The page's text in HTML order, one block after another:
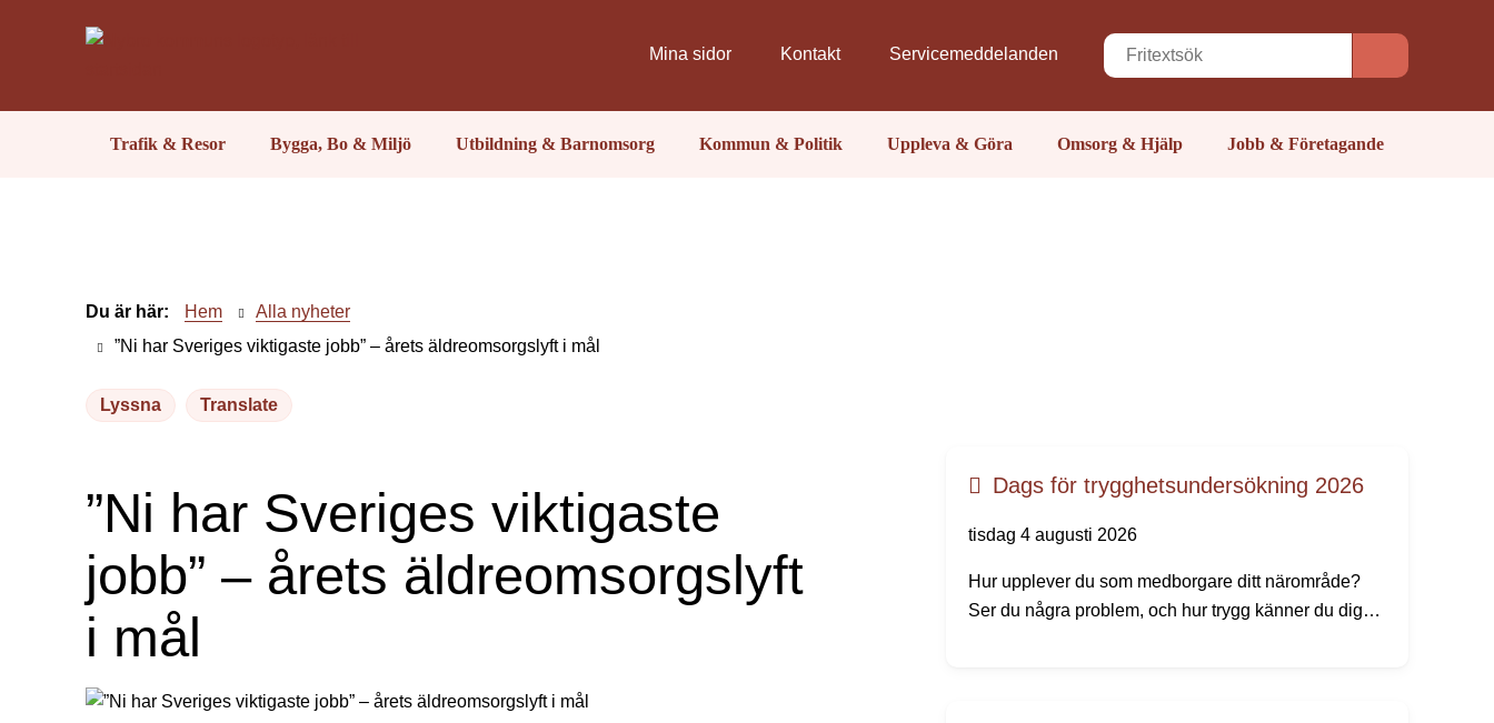
Mina sidor Kontakt Servicemeddelanden
Trafik & Resor Bygga, Bo & Miljö Utbildning & Barnomsorg Kommun & Politik Uppleva & Göra Omsorg & Hjälp Jobb & Företagande
Du är här: Hem
Alla nyheter
”Ni har Sveriges viktigaste jobb” – årets äldreomsorgslyft i mål
Lyssna Translate
”Ni har Sveriges viktigaste
jobb” – årets äldreomsorgslyft
i mål
Dags för trygghetsundersökning 2026
tisdag 4 augusti 2026
Hur upplever du som medborgare ditt närområde?
Ser du några problem, och hur trygg känner du dig?